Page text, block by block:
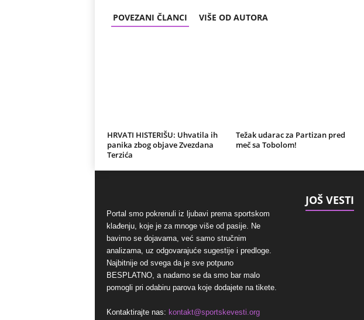
POVEZANI ČLANCI VIŠE OD AUTORA
HRVATI HISTERIŠU: Uhvatila ih
panika zbog objave Zvezdana
Terzića
Težak udarac za Partizan pred
meč sa Tobolom!
Portal smo pokrenuli iz ljubavi prema sportskom
klađenju, koje je za mnoge više od pasije. Ne
bavimo se dojavama, već samo stručnim
analizama, uz odgovarajuće sugestije i predloge.
Najbitnije od svega da je sve potpuno
BESPLATNO, a nadamo se da smo bar malo
pomogli pri odabiru parova koje dodajete na tikete.
Kontaktirajte nas: kontakt@sportskevesti.org
JOŠ VESTI